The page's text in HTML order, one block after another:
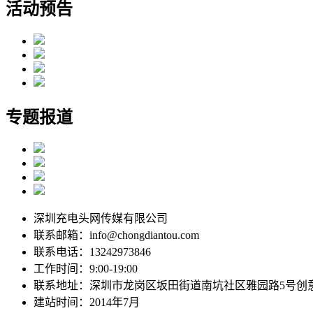
活动预告
专题报道
深圳充电头网传媒有限公司
联系邮箱：info@chongdiantou.com
联系电话：13242973846
工作时间：9:00-19:00
联系地址：深圳市龙岗区坂田街道南坑社区雅园路5号创
建站时间：2014年7月